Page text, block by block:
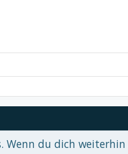
von xenDach©2010-2017
Wenn du dich